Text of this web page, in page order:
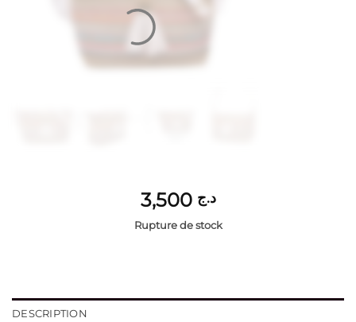
د.ج 3,500
Rupture de stock
DESCRIPTION